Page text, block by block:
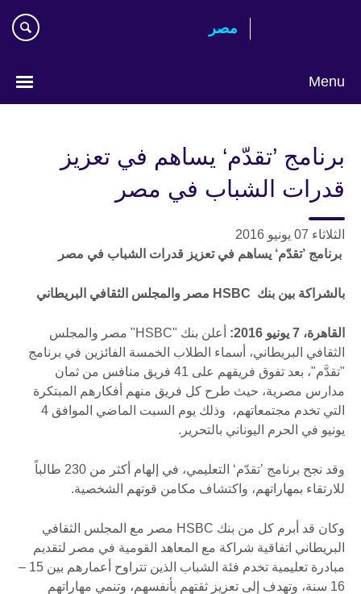
مصر‎
Menu
برنامج ’تقدّم‘ يساهم في تعزيز
قدرات الشباب في مصر
الثلاثاء 07 يونيو 2016
برنامج ’تقدّم‘ يساهم في تعزيز قدرات الشباب في مصر
بالشراكة بين بنك HSBC مصر والمجلس الثقافي البريطاني
القاهرة، 7 يونيو 2016:
أعلن بنك "HSBC" مصر والمجلس
الثقافي البريطاني، أسماء الطلاب الخمسة الفائزين في برنامج
"تقدَّم"، بعد تفوق فريقهم على 41 فريق منافس من ثمان
مدارس مصرية، حيث طرح كل فريق منهم أفكارهم المبتكرة
التي تخدم مجتمعاتهم، وذلك يوم السبت الماضي الموافق 4
يونيو في الحرم اليوناني بالتحرير.
وقد نجح برنامج ’تقدّم‘ التعليمي، في إلهام أكثر من 230 طالباً
للارتقاء بمهاراتهم، واكتشاف مكامن قوتهم الشخصية.
وكان قد أبرم كل من بنك HSBC مصر مع المجلس الثقافي
البريطاني اتفاقية شراكة مع المعاهد القومية في مصر لتقديم
مبادرة تعليمية تخدم فئة الشباب الذين تتراوح أعمارهم بين 15 –
16 سنة، وتهدف إلى تعزيز ثقتهم بأنفسهم، وتنمي مهاراتهم